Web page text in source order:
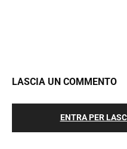
LASCIA UN COMMENTO
ENTRA PER